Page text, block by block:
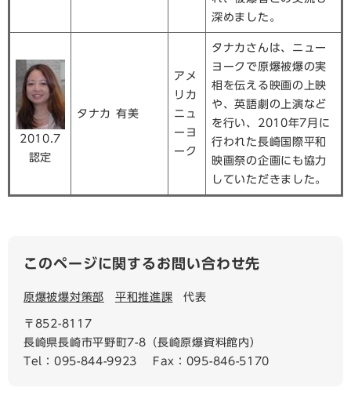
深めました。
2010.7
認定
タナカ 有美
アメ
リカ
ニュ
ーヨ
ーク
タナカさんは、ニュー
ヨークで原爆被爆の実
相を伝える映画の上映
や、英語劇の上演など
を行い、2010年7月に
行われた長崎国際平和
映画祭の企画にも協力
していただきました。
このページに関するお問い合わせ先
原爆被爆対策部 平和推進課 代表
〒852-8117
長崎県長崎市平野町7-8（長崎原爆資料館内）
Tel：095-844-9923
Fax：095-846-5170